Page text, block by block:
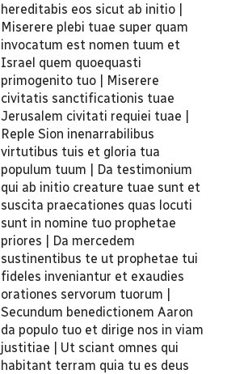
hereditabis eos sicut ab initio |
Miserere plebi tuae super quam
invocatum est nomen tuum et
Israel quem quoequasti
primogenito tuo | Miserere
civitatis sanctificationis tuae
Jerusalem civitati requiei tuae |
Reple Sion inenarrabilibus
virtutibus tuis et gloria tua
populum tuum | Da testimonium
qui ab initio creature tuae sunt et
suscita praecationes quas locuti
sunt in nomine tuo prophetae
priores | Da mercedem
sustinentibus te ut prophetae tui
fideles inveniantur et exaudies
orationes servorum tuorum |
Secundum benedictionem Aaron
da populo tuo et dirige nos in viam
justitiae | Ut sciant omnes qui
habitant terram quia tu es deus